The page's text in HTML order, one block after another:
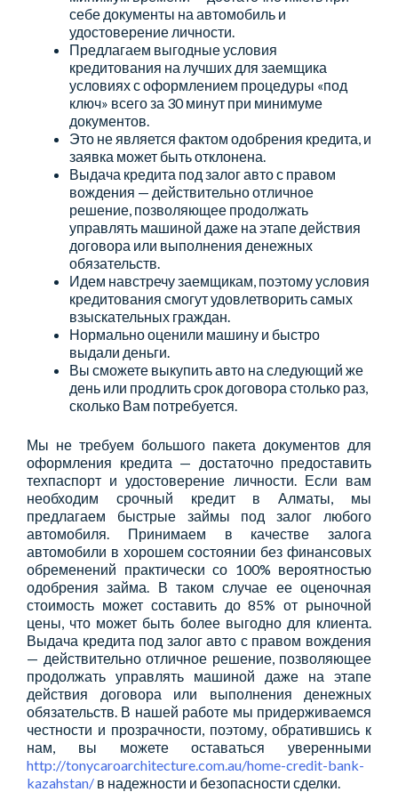
себе документы на автомобиль и
удостоверение личности.
Предлагаем выгодные условия
кредитования на лучших для заемщика
условиях с оформлением процедуры «под
ключ» всего за 30 минут при минимуме
документов.
Это не является фактом одобрения кредита, и
заявка может быть отклонена.
Выдача кредита под залог авто с правом
вождения — действительно отличное
решение, позволяющее продолжать
управлять машиной даже на этапе действия
договора или выполнения денежных
обязательств.
Идем навстречу заемщикам, поэтому условия
кредитования смогут удовлетворить самых
взыскательных граждан.
Нормально оценили машину и быстро
выдали деньги.
Вы сможете выкупить авто на следующий же
день или продлить срок договора столько раз,
сколько Вам потребуется.
Мы не требуем большого пакета документов для
оформления кредита — достаточно предоставить
техпаспорт и удостоверение личности. Если вам
необходим срочный кредит в Алматы, мы
предлагаем быстрые займы под залог любого
автомобиля. Принимаем в качестве залога
автомобили в хорошем состоянии без финансовых
обременений практически со 100% вероятностью
одобрения займа. В таком случае ее оценочная
стоимость может составить до 85% от рыночной
цены, что может быть более выгодно для клиента.
Выдача кредита под залог авто с правом вождения
— действительно отличное решение, позволяющее
продолжать управлять машиной даже на этапе
действия договора или выполнения денежных
обязательств. В нашей работе мы придерживаемся
честности и прозрачности, поэтому, обратившись к
нам, вы можете оставаться уверенными
http://tonycaroarchitecture.com.au/home-credit-bank-
kazahstan/ в надежности и безопасности сделки.